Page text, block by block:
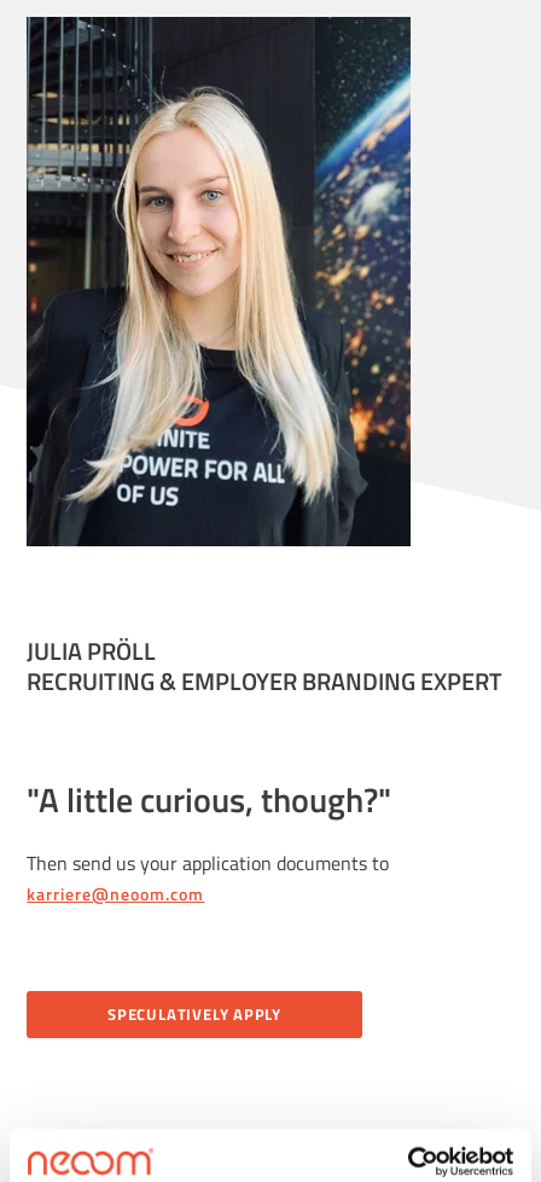
JULIA PRÖLL
RECRUITING & EMPLOYER BRANDING EXPERT
"A little curious, though?"
Then send us your application documents to
karriere@neoom.com
SPECULATIVELY APPLY